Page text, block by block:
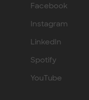
Facebook
Instagram
LinkedIn
Spotify
YouTube